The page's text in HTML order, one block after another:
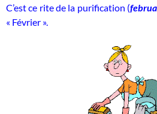
C’est ce rite de la purification (februa
« Février ».